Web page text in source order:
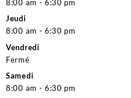
8:00 am - 6:30 pm
Jeudi
8:00 am - 6:30 pm
Vendredi
Fermé
Samedi
8:00 am - 6:30 pm